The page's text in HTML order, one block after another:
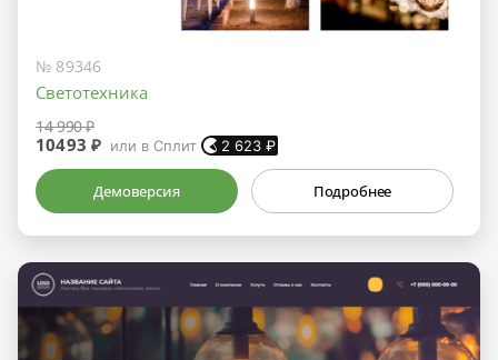
№ 89346
Светотехника
14 990 ₽
10493 ₽ или в Сплит 2 623 ₽
Демоверсия Подробнее